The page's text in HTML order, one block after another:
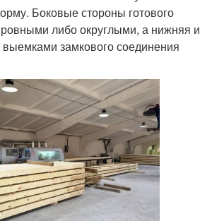
Боковые стороны готового
либо округлыми, а нижняя и
замкового соединения